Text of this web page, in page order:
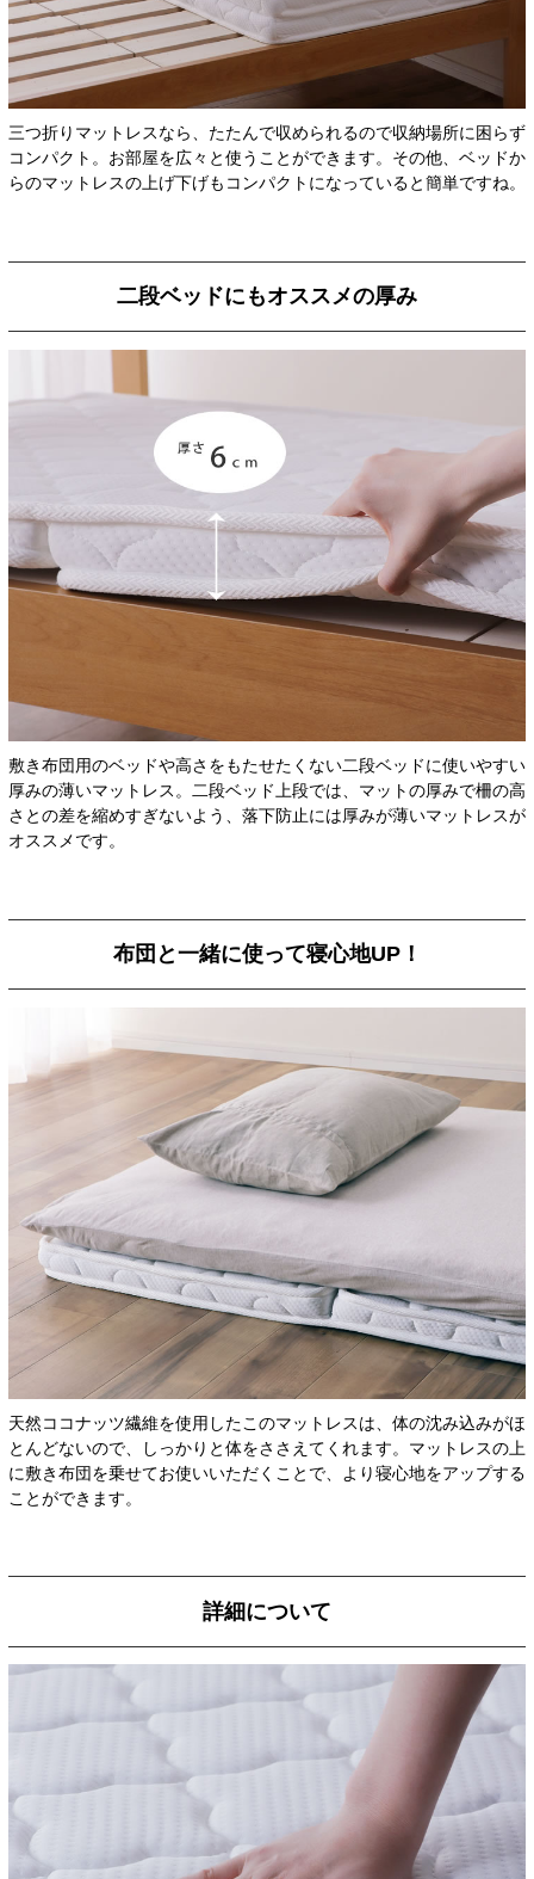
三つ折りマットレスなら、たたんで収められるので収納場所に困らず
コンパクト。お部屋を広々と使うことができます。その他、ベッドか
らのマットレスの上げ下げもコンパクトになっていると簡単ですね。
二段ベッドにもオススメの厚み
敷き布団用のベッドや高さをもたせたくない二段ベッドに使いやすい
厚みの薄いマットレス。二段ベッド上段では、マットの厚みで柵の高
さとの差を縮めすぎないよう、落下防止には厚みが薄いマットレスが
オススメです。
布団と一緒に使って寝心地UP！
天然ココナッツ繊維を使用したこのマットレスは、体の沈み込みがほ
とんどないので、しっかりと体をささえてくれます。マットレスの上
に敷き布団を乗せてお使いいただくことで、より寝心地をアップする
ことができます。
詳細について